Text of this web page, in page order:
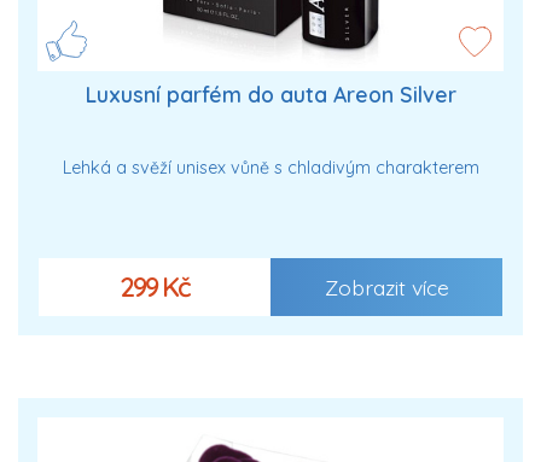
Luxusní parfém do auta Areon Silver
Lehká a svěží unisex vůně s chladivým charakterem
299 Kč Zobrazit více